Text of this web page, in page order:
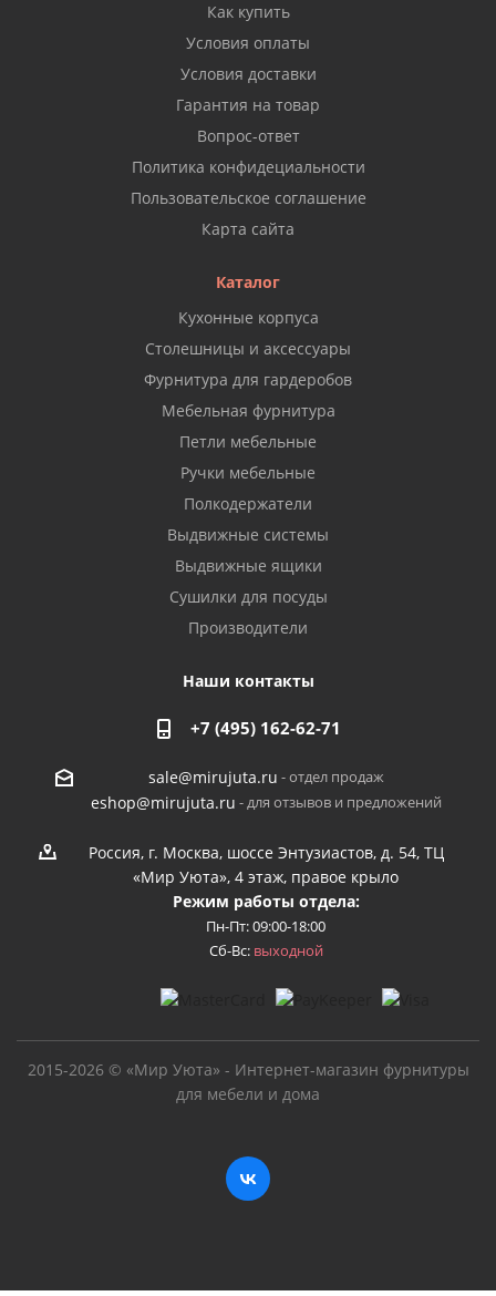
Как купить
Условия оплаты
Условия доставки
Гарантия на товар
Вопрос-ответ
Политика конфидециальности
Пользовательское соглашение
Карта сайта
Каталог
Кухонные корпуса
Столешницы и аксессуары
Фурнитура для гардеробов
Мебельная фурнитура
Петли мебельные
Ручки мебельные
Полкодержатели
Выдвижные системы
Выдвижные ящики
Сушилки для посуды
Производители
Наши контакты
+7 (495) 162-62-71
sale@mirujuta.ru - отдел продаж
eshop@mirujuta.ru - для отзывов и предложений
Россия, г. Москва, шоссе Энтузиастов, д. 54, ТЦ
«Мир Уюта», 4 этаж, правое крыло
Режим работы отдела:
Пн-Пт: 09:00-18:00
Сб-Вс: выходной
2015-2026 © «Мир Уюта» - Интернет-магазин фурнитуры
для мебели и дома